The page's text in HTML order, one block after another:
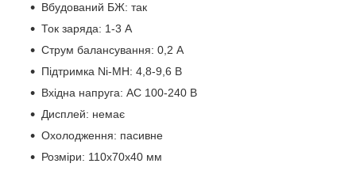
Вбудований БЖ: так
Ток заряда: 1-3 А
Струм балансування: 0,2 А
Підтримка Ni-MH: 4,8-9,6 В
Вхідна напруга: AC 100-240 В
Дисплей: немає
Охолодження: пасивне
Розміри: 110x70x40 мм